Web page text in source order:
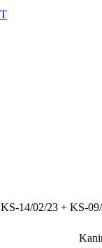
KS-14/02/23 + KS-